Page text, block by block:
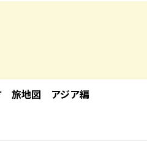
旅地図 アジア編